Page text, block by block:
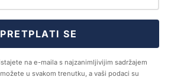
PRETPLATI SE
na e-maila s najzanimljivijim sadržajem
u svakom trenutku, a vaši podaci su